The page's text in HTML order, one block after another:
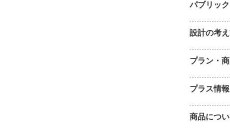
パブリッ
設計の考
プラン・
プラス情報
商品につ